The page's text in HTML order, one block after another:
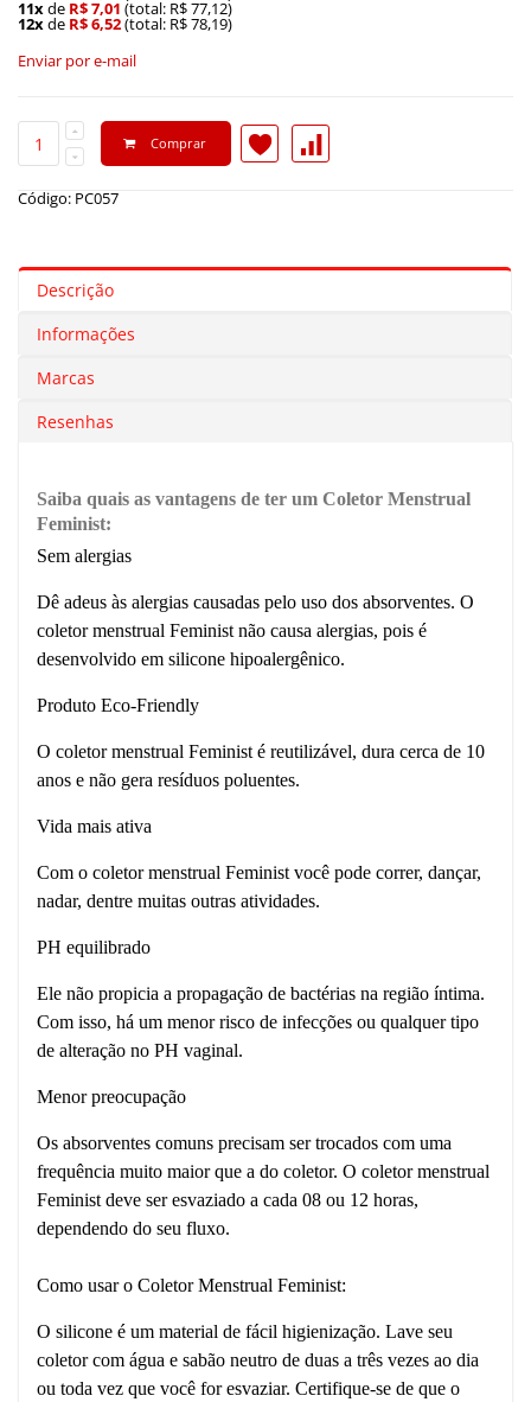
11xde R$ 7,01 (total: R$ 77,12)
12xde R$ 6,52(total: R$ 78,19)
Enviar por e-mail
Comprar
Código: PC057
Descrição
Informações
Marcas
Resenhas
Saiba quais as vantagens de ter um Coletor Menstrual
Feminist:
Sem alergias
Dê adeus às alergias causadas pelo uso dos absorventes. O
coletor menstrual Feminist não causa alergias, pois é
desenvolvido em silicone hipoalergênico.
Produto Eco-Friendly
O coletor menstrual Feminist é reutilizável, dura cerca de 10
anos e não gera resíduos poluentes.
Vida mais ativa
Com o coletor menstrual Feminist você pode correr, dançar,
nadar, dentre muitas outras atividades.
PH equilibrado
Ele não propicia a propagação de bactérias na região íntima.
Com isso, há um menor risco de infecções ou qualquer tipo
de alteração no PH vaginal.
Menor preocupação
Os absorventes comuns precisam ser trocados com uma
frequência muito maior que a do coletor. O coletor menstrual
Feminist deve ser esvaziado a cada 08 ou 12 horas,
dependendo do seu fluxo.
Como usar o Coletor Menstrual Feminist:
O silicone é um material de fácil higienização. Lave seu
coletor com água e sabão neutro de duas a três vezes ao dia
ou toda vez que você for esvaziar. Certifique-se de que o